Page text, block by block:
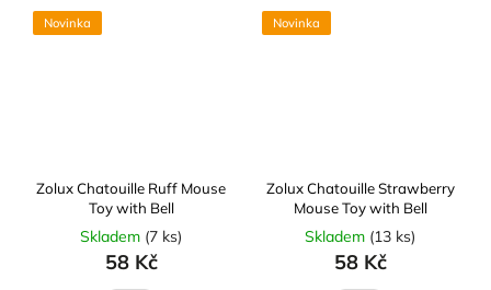
Novinka
Zolux Chatouille Ruff Mouse
Toy with Bell
Skladem (7 ks)
58 Kč
Novinka
Zolux Chatouille Strawberry
Mouse Toy with Bell
Skladem (13 ks)
58 Kč